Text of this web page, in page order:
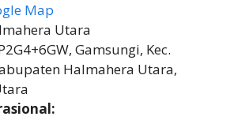
Map
Utara
Gamsungi, Kec.
Halmahera Utara,